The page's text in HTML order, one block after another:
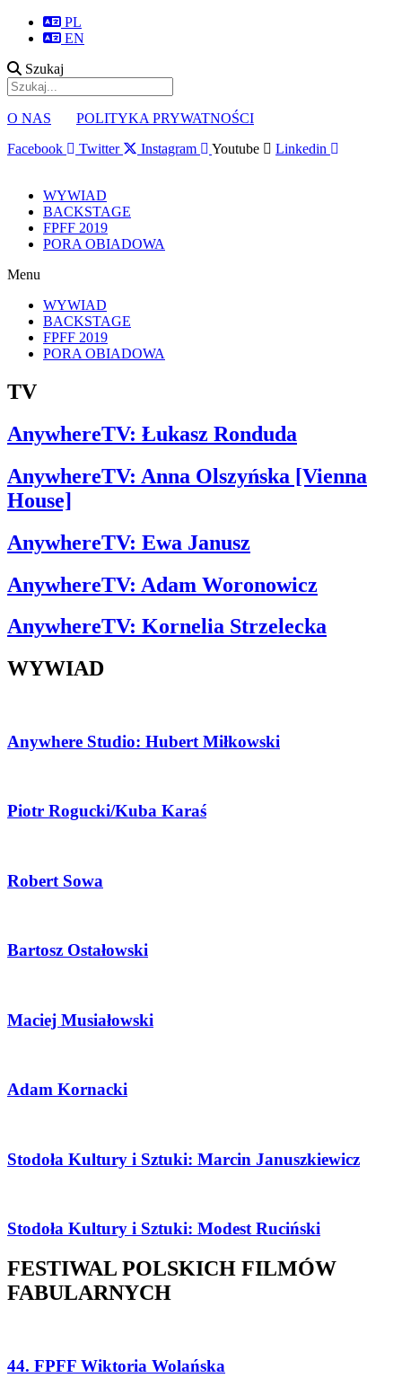
PL
EN
Szukaj
O NAS
POLITYKA PRYWATNOŚCI
Facebook
Twitter Instagram Youtube Linkedin
WYWIAD
BACKSTAGE
FPFF 2019
PORA OBIADOWA
Menu
WYWIAD
BACKSTAGE
FPFF 2019
PORA OBIADOWA
TV
AnywhereTV: Łukasz Ronduda
AnywhereTV: Anna Olszyńska [Vienna
House]
AnywhereTV: Ewa Janusz
AnywhereTV: Adam Woronowicz
AnywhereTV: Kornelia Strzelecka
WYWIAD
Anywhere Studio: Hubert Miłkowski
Piotr Rogucki/Kuba Karaś
Robert Sowa
Bartosz Ostałowski
Maciej Musiałowski
Adam Kornacki
Stodoła Kultury i Sztuki: Marcin Januszkiewicz
Stodoła Kultury i Sztuki: Modest Ruciński
FESTIWAL POLSKICH FILMÓW
FABULARNYCH
44. FPFF Wiktoria Wolańska